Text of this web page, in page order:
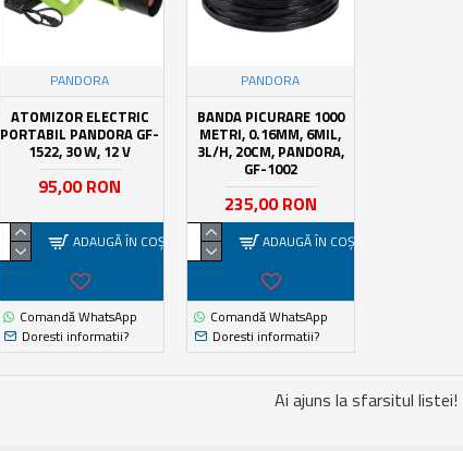
PANDORA
ATOMIZOR ELECTRIC
PORTABIL PANDORA GF-
1522, 30 W, 12 V
95,00 RON
ADAUGĂ ÎN COŞ
Comandă WhatsApp
Doresti informatii?
PANDORA
BANDA PICURARE 1000
METRI, 0.16MM, 6MIL,
3L/H, 20CM, PANDORA,
GF-1002
235,00 RON
ADAUGĂ ÎN COŞ
Comandă WhatsApp
Doresti informatii?
Ai ajuns la sfarsitul listei!